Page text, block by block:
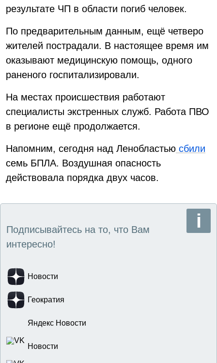
результате ЧП в области погиб человек.
По предварительным данным, ещё четверо
жителей пострадали. В настоящее время им
оказывают медицинскую помощь, одного
раненого госпитализировали.
На местах происшествия работают
специалисты экстренных служб. Работа ПВО
в регионе ещё продолжается.
Напомним, сегодня над Ленобластью сбили
семь БПЛА. Воздушная опасность
действовала порядка двух часов.
Подписывайтесь на то, что Вам
интересно!
Новости
Геократия
Яндекс Новости
Новости